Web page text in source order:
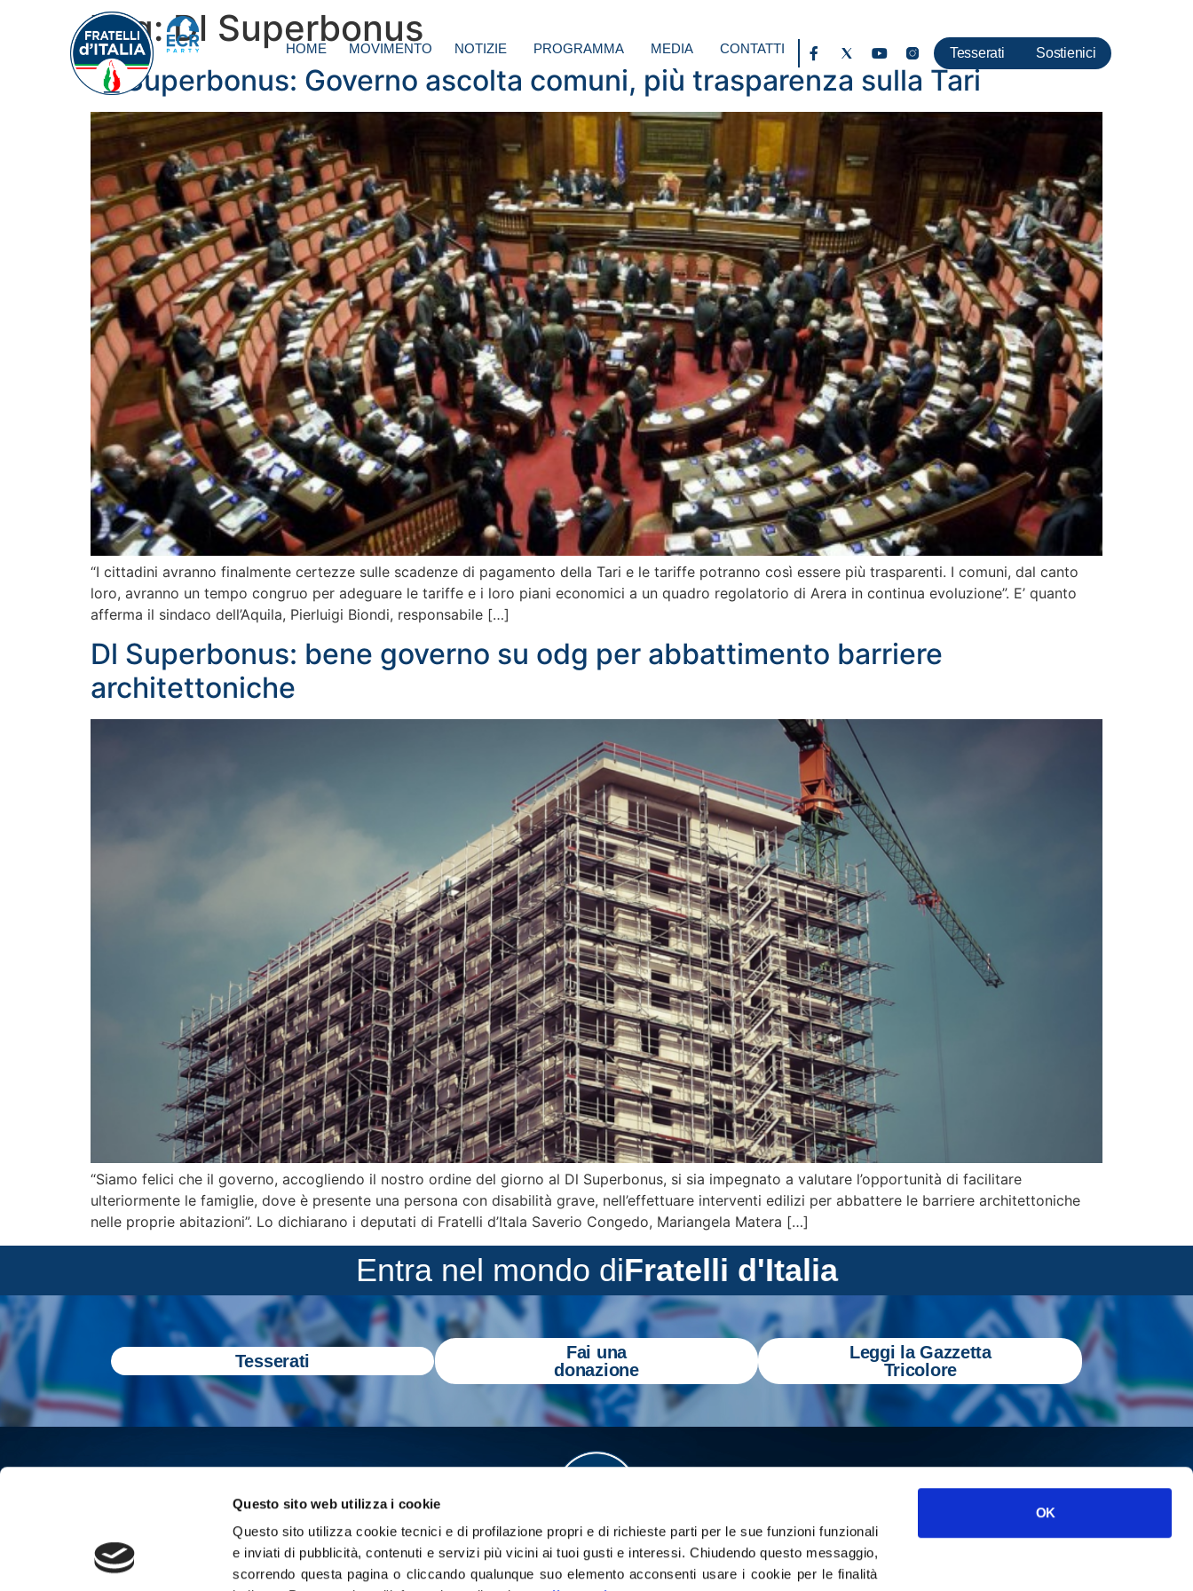
Questo sito web utilizza i cookie
Questo sito utilizza cookie tecnici e di profilazione propri e di richieste parti per le sue funzioni funzionali
e inviati di pubblicità, contenuti e servizi più vicini ai tuoi gusti e interessi.Chiudendo questo messaggio,
scorrendo questa pagina o cliccando qualunque suo elemento acconsenti usare i cookie per le finalità
OK
HOME MOVIMENTO NOTIZIE PROGRAMMA MEDIA CONTATTI Tesserati Sostienici
Tag:Dl Superbonus
Dl Superbonus: Governo ascolta comuni, più trasparenza sulla Tari
“I cittadini avranno finalmente certezze sulle scadenze di pagamento della Tari e le tariffe potranno così essere più trasparenti. I comuni, dal canto
loro, avranno un tempo congruo per adeguare le tariffe e i loro piani economici a un quadro regolatorio di Arera in continua evoluzione”. E’ quanto
afferma il sindaco dell’Aquila, Pierluigi Biondi, responsabile […]
Dl Superbonus: bene governo su odg per abbattimento barriere
architettoniche
“Siamo felici che il governo, accogliendo il nostro ordine del giorno al Dl Superbonus, si sia impegnato a valutare l’opportunità di facilitare
ulteriormente le famiglie, dove è presente una persona con disabilità grave, nell’effettuare interventi edilizi per abbattere le barriere architettoniche
nelle proprie abitazioni”. Lo dichiarano i deputati di Fratelli d’Itala Saverio Congedo, Mariangela Matera […]
Entra nel mondo diFratelli d'Italia
Tesserati
Fai una
donazione
Leggi la Gazzetta
Tricolore